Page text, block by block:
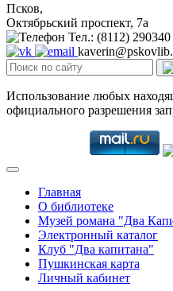
Псков,
Октябрьский проспект, 7a
Тел.: (8112) 290340
Использование любых
официального разрешения
Главная
О библиотеке
Музей романа "Два
Электронный каталог
Клуб "Два капитана"
Пушкинская карта
Личный кабинет